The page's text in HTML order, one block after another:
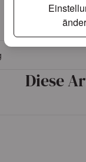
Diese